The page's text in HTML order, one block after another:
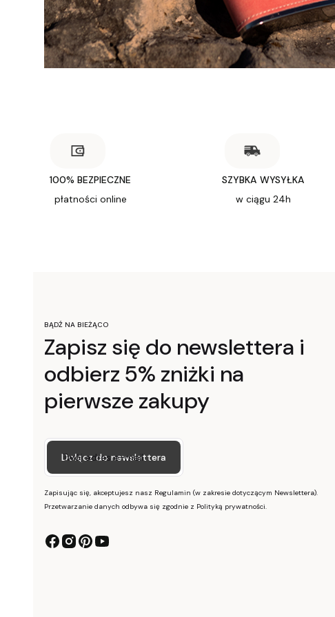
100% BEZPIECZNE
płatności online
SZYBKA WYSYŁKA
w ciągu 24h
BĄDŹ NA BIEŻĄCO
Zapisz się do newslettera i
odbierz 5% zniżki na
pierwsze zakupy
Twój adres e-mail
Dołącz do newslettera
Zapisując się, akceptujesz nasz Regulamin (w zakresie dotyczącym Newslettera).
Przetwarzanie danych odbywa się zgodnie z Polityką prywatności.